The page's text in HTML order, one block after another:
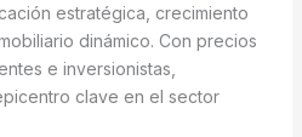
estratégica, crecimiento
dinámico. Con precios
e inversionistas,
clave en el sector